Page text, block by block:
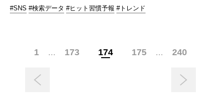
#SNS #検索データ #ヒット習慣予報 #トレンド
1 … 173 174 175 … 240